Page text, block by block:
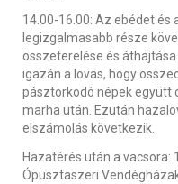
14.00-16.00: Az ebédet és
legizgalmasabb része
összeterelése és
igazán a lovas, hogy
pásztorkodó népek együtt
marha után. Ezután
elszámolás következik.
Hazatérés után a vacsora:
Ópusztaszeri